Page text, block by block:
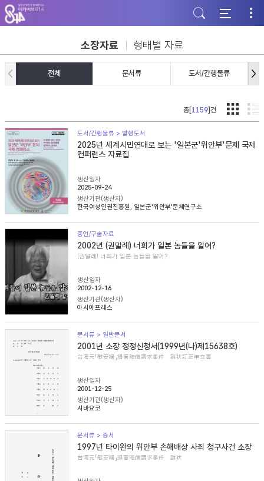
주
메
뉴
가
기
본
문
바
기
하
단
바
기
소장자료 형태별 자료
전체 문서류 도서/간행물류
총[1159]건
도서/간행물류 > 발행도서
2025년 세계시민연대로 보는 '일본군'위안부'문제 국제
컨퍼런스 자료집
생산일자
2025-09-24
생산기관(생산자)
한국여성인권진흥원, 일본군'위안부'문제연구소
증언/구술자료
2002년 (권말례) 너희가 일본 놈들을 알어?
(권말례) 너희가 일본 놈들을 알어?
생산일자
2002-12-16
생산기관(생산자)
아시아프레스
문서류 > 일반문서
2001년 소장 정정신청서(1999년(나)제15638호)
台湾元「慰安婦」損害賠償請求事件 訴状訂正申立書
생산일자
2001-12-25
생산기관(생산자)
시바요코
문서류 > 증서
1997년 타이완의 위안부 손해배상 사죄 청구사건 소장
台湾元「慰安婦」損害賠償請求事件 訴状